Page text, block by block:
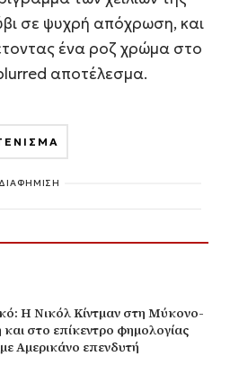
σε ψυχρή απόχρωση, και
ένα ροζ χρώμα στο
αποτέλεσμα.
ΔΙΑΦΗΜΙΣΗ
Η Νικόλ Κίντμαν στη Μύκονο-
στο επίκεντρο φημολογίας
Αμερικάνο επενδυτή